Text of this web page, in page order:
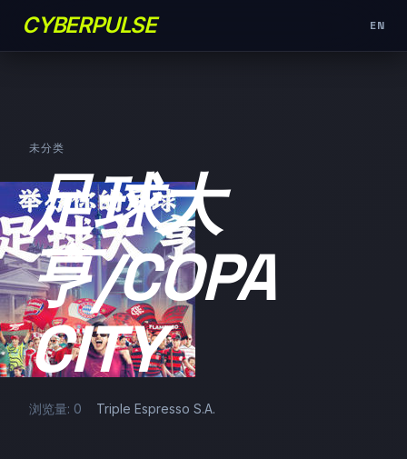
CYBERPULSE EN
未分类
足球大
亨/COPA
CITY
浏览量: 0 Triple Espresso S.A.